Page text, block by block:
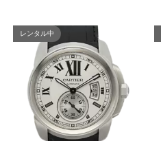
レンタル中